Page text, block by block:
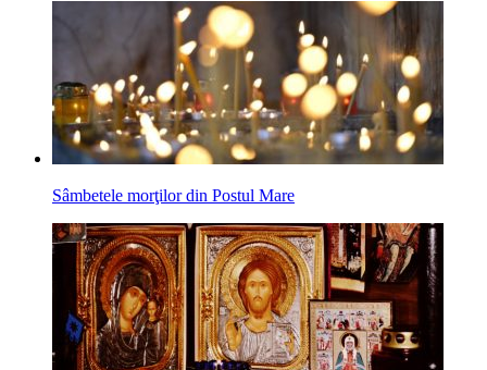
Sâmbetele morţilor din Postul Mare